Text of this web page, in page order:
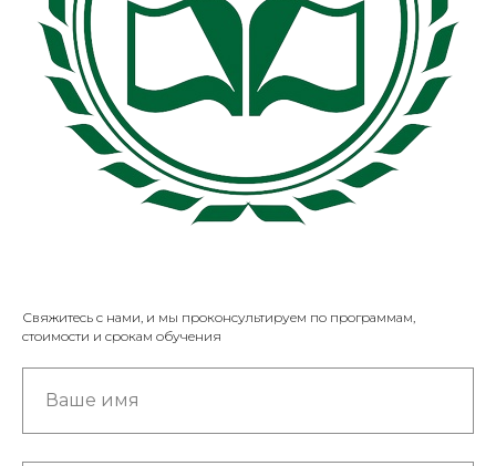
Свяжитесь с нами, и мы проконсультируем по программам,
стоимости и срокам обучения